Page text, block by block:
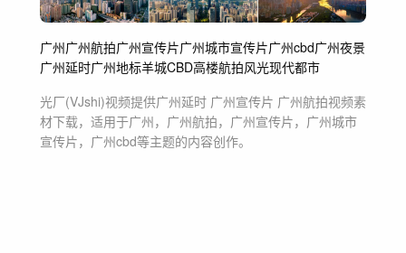
广州广州航拍广州宣传片广州城市宣传片广州cbd广州夜景
广州延时广州地标羊城CBD高楼航拍风光现代都市
光厂(VJshi)视频提供广州延时 广州宣传片 广州航拍视频素
材下载，适用于广州，广州航拍，广州宣传片，广州城市
宣传片，广州cbd等主题的内容创作。